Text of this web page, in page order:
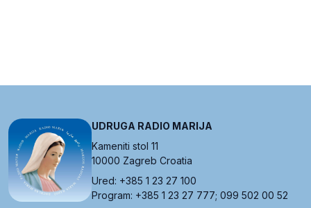
UDRUGA RADIO MARIJA
Kameniti stol 11
10000 Zagreb Croatia
Ured: +385 1 23 27 100
Program: +385 1 23 27 777; 099 502 00 52